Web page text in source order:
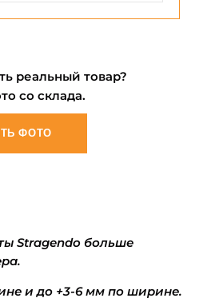
реальный товар?
со склада.
ФОТО
Stragendo больше
и до +3-6 мм по ширине.